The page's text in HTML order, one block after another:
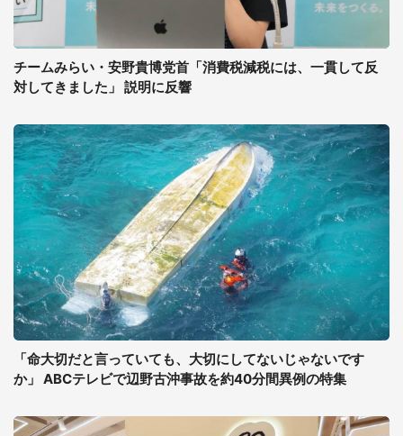
チームみらい・安野貴博党首「消費税減税には、一貫して反
対してきました」 説明に反響
「命大切だと言っていても、大切にしてないじゃないです
か」 ABCテレビで辺野古沖事故を約40分間異例の特集